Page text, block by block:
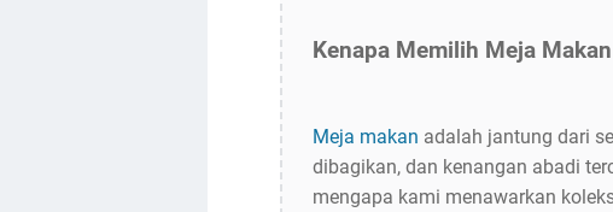
Kenapa Memilih Meja
Meja makan adalah jantung dari
dibagikan, dan kenangan abadi
mengapa kami menawarkan